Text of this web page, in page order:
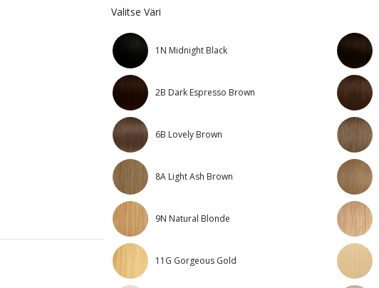
Valitse Väri
1N Midnight Black
2B Dark Espresso Brown
6B Lovely Brown
8A Light Ash Brown
9N Natural Blonde
11G Gorgeous Gold